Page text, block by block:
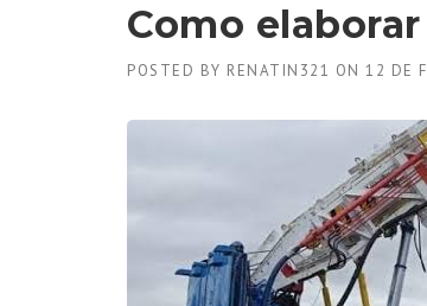
Como
POSTED BY RENATIN321 ON 12 DE